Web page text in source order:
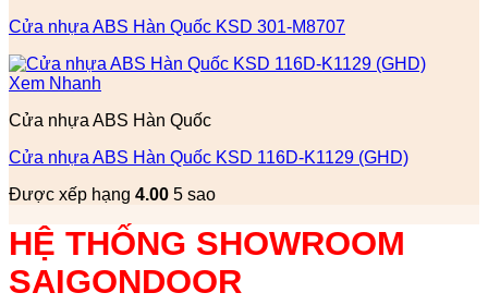
Cửa nhựa ABS Hàn Quốc KSD 301-M8707
Xem Nhanh
Cửa nhựa ABS Hàn Quốc
Cửa nhựa ABS Hàn Quốc KSD 116D-K1129 (GHD)
Được xếp hạng 4.00 5 sao
HỆ THỐNG SHOWROOM
SAIGONDOOR